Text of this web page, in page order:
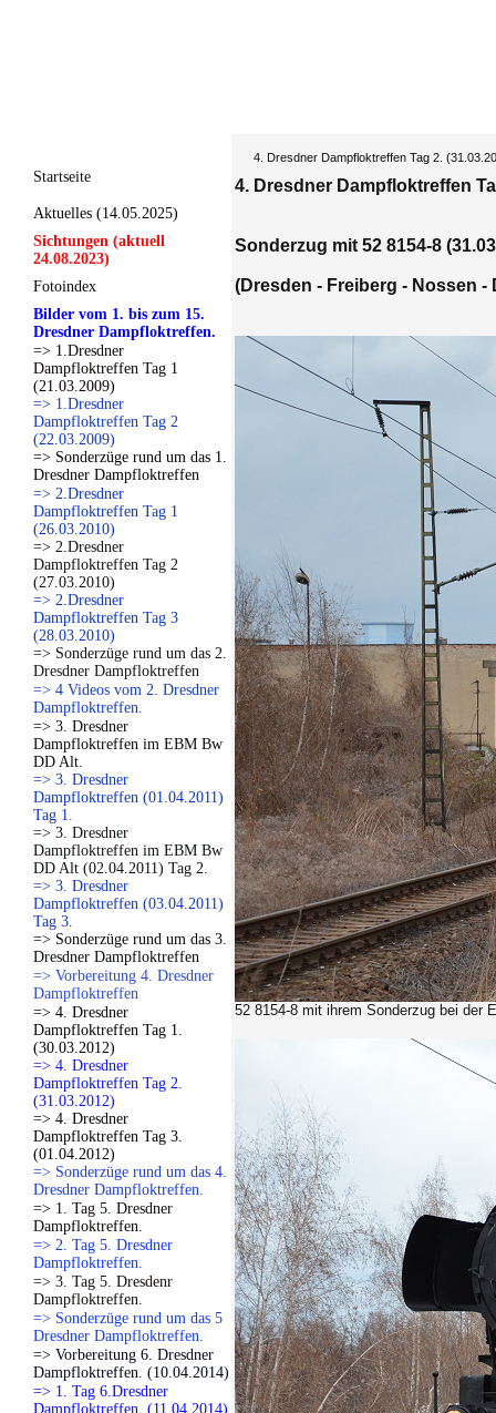
Startseite
Aktuelles (14.05.2025)
Sichtungen (aktuell
24.08.2023)
Fotoindex
Bilder vom 1. bis zum 15.
Dresdner Dampfloktreffen.
=> 1.Dresdner
Dampfloktreffen Tag 1
(21.03.2009)
=> 1.Dresdner
Dampfloktreffen Tag 2
(22.03.2009)
=> Sonderzüge rund um das 1.
Dresdner Dampfloktreffen
=> 2.Dresdner
Dampfloktreffen Tag 1
(26.03.2010)
=> 2.Dresdner
Dampfloktreffen Tag 2
(27.03.2010)
=> 2.Dresdner
Dampfloktreffen Tag 3
(28.03.2010)
=> Sonderzüge rund um das 2.
Dresdner Dampfloktreffen
=> 4 Videos vom 2. Dresdner
Dampfloktreffen.
=> 3. Dresdner
Dampfloktreffen im EBM Bw
DD Alt.
=> 3. Dresdner
Dampfloktreffen (01.04.2011)
Tag 1.
=> 3. Dresdner
Dampfloktreffen im EBM Bw
DD Alt (02.04.2011) Tag 2.
=> 3. Dresdner
Dampfloktreffen (03.04.2011)
Tag 3.
=> Sonderzüge rund um das 3.
Dresdner Dampfloktreffen
=> Vorbereitung 4. Dresdner
Dampfloktreffen
=> 4. Dresdner
Dampfloktreffen Tag 1.
(30.03.2012)
=> 4. Dresdner
Dampfloktreffen Tag 2.
(31.03.2012)
=> 4. Dresdner
Dampfloktreffen Tag 3.
(01.04.2012)
=> Sonderzüge rund um das 4.
Dresdner Dampfloktreffen.
=> 1. Tag 5. Dresdner
Dampfloktreffen.
=> 2. Tag 5. Dresdner
Dampfloktreffen.
=> 3. Tag 5. Dresdenr
Dampfloktreffen.
=> Sonderzüge rund um das 5
Dresdner Dampfloktreffen.
=> Vorbereitung 6. Dresdner
Dampfloktreffen. (10.04.2014)
=> 1. Tag 6.Dresdner
Dampfloktreffen. (11.04.2014)
4. Dresdner Dampfloktreffen Tag 2.
4. Dresdner Dampfloktreffen
Sonderzug mit 52 8154-8
(Dresden - Freiberg - Nossen -
52 8154-8 mit ihrem Sonderzug bei der